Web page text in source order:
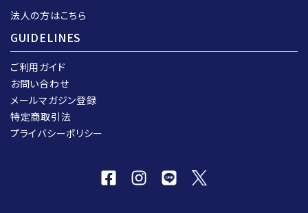
法人の方はこちら
GUIDELINES
ご利用ガイド
お問い合わせ
メールマガジン登録
特定商取引法
プライバシーポリシー